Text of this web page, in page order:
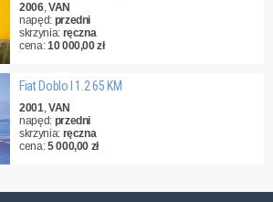
2006,VAN
napęd: przedni
skrzynia: ręczna
cena:10 000,00 zł
Fiat Doblo I 1.2 65 KM
2001,VAN
napęd: przedni
skrzynia: ręczna
cena:5 000,00 zł